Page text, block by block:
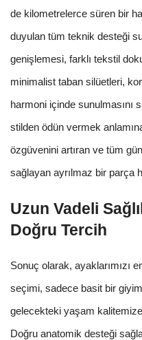
de kilometrelerce süren bir
duyulan tüm teknik desteği
genişlemesi, farklı tekstil
minimalist taban silüetleri,
harmoni içinde sunulmasını
stilden ödün vermek
özgüvenini artıran ve tüm
sağlayan ayrılmaz bir parça
Uzun Vadeli
Doğru Tercih
Sonuç olarak, ayaklarımızı
seçimi, sadece basit bir
gelecekteki yaşam kalitemize
Doğru anatomik desteği